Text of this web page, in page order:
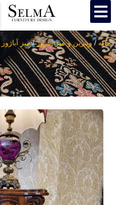
خانه/ویترین و میز آباژور/میز آباژور